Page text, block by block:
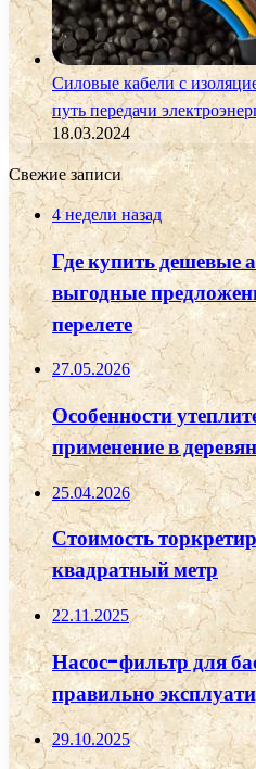
Силовые кабели с
путь передачи
18.03.2024
Свежие записи
4 недели назад
Где купить дешевые
выгодные
перелете
27.05.2026
Особенности
применение в
25.04.2026
Стоимость
квадратный метр
22.11.2025
Насос-фильтр для
правильно
29.10.2025